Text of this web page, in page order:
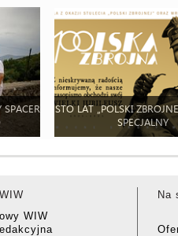
STO LAT „POLSKI
SPECJALNY
WIW
Na